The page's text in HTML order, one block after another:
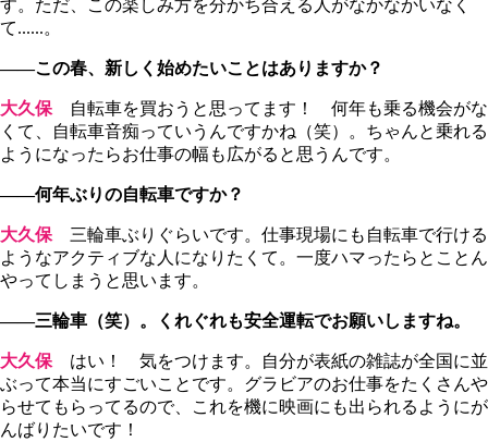
す。ただ、この楽しみ方を分かち合える人がなかなかいなく
て......。
――この春、新しく始めたいことはありますか？
大久保 自転車を買おうと思ってます！ 何年も乗る機会がな
くて、自転車音痴っていうんですかね（笑）。ちゃんと乗れる
ようになったらお仕事の幅も広がると思うんです。
――何年ぶりの自転車ですか？
大久保 三輪車ぶりぐらいです。仕事現場にも自転車で行ける
ようなアクティブな人になりたくて。一度ハマったらとことん
やってしまうと思います。
――三輪車（笑）。くれぐれも安全運転でお願いしますね。
大久保
はい！ 気をつけます。自分が表紙の雑誌が全国に並
ぶって本当にすごいことです。グラビアのお仕事をたくさんや
らせてもらってるので、これを機に映画にも出られるようにが
んばりたいです！